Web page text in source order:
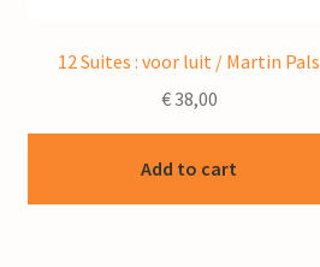
12 Suites : voor luit / Martin Pals
€38,00
Add to cart